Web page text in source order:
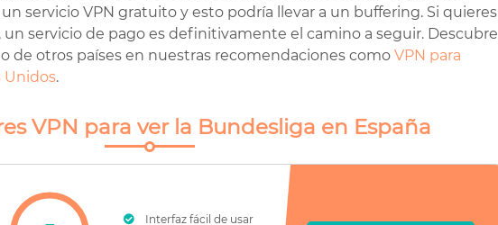
servicio VPN gratuito y esto podría llevar a un buffering. Si quieres
un servicio de pago es definitivamente el camino a seguir. Descubre
de otros países en nuestras recomendaciones como VPN para
Unidos.
VPN para ver la Bundesliga en España
Interfaz fácil de usar